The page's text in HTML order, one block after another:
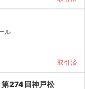
ル
取引済
第274回神戸松